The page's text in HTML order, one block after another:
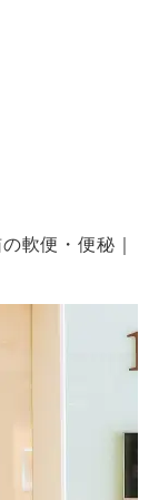
軟便・便秘｜